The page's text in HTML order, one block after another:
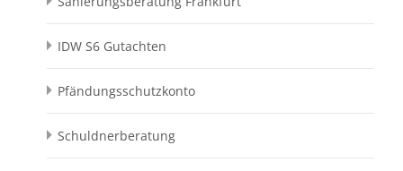
IDW S6 Gutachten
Pfändungsschutzkonto
Schuldnerberatung